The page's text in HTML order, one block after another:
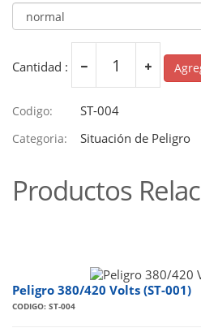
Cantidad :
Codigo: ST-004
Categoria: Situación de Peligro
Productos
Peligro 380/420 Volts (ST-001)
CODIGO: ST-004